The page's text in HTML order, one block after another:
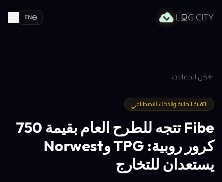
EN
كل المقالات
التقنية المالية والذكاء الاصطناعي
Fibe تتجه للطرح العام بقيمة 750
كرور روبية: TPG وNorwest
يستعدان للتخارج